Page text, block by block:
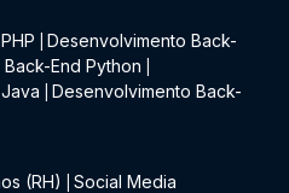
Desenvolvimento Back-
End Python
Desenvolvimento Back-
(RH)
Social Media